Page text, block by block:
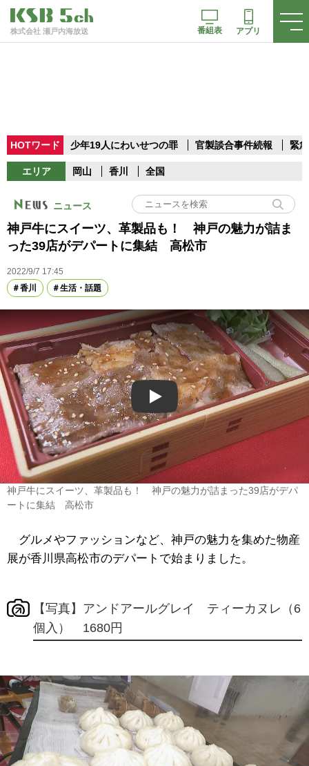
株式会社 瀬戸内海放送 番組表 アプリ
HOTワード 少年19人にわいせつの罪 官製談合事件続報 緊
エリア 岡山 香川 全国
ニュース
神戸牛にスイーツ、革製品も！ 神戸の魅力が詰ま
った39店がデパートに集結 高松市
2022/9/7 17:45
香川
生活・話題
Play
神戸牛にスイーツ、革製品も！ 神戸の魅力が詰まった39店がデパ
ートに集結 高松市
グルメやファッションなど、神戸の魅力を集めた物産
展が香川県高松市のデパートで始まりました。
【写真】アンドアールグレイ ティーカヌレ（6
個入） 1680円